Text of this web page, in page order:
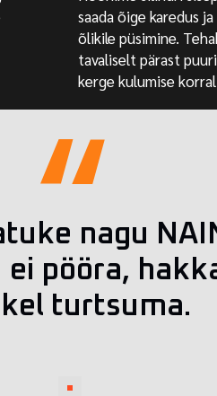
saada õige karedus
õlikile püsimine.
tavaliselt pärast
kerge kulumise
nagu
pööra,
turtsuma.